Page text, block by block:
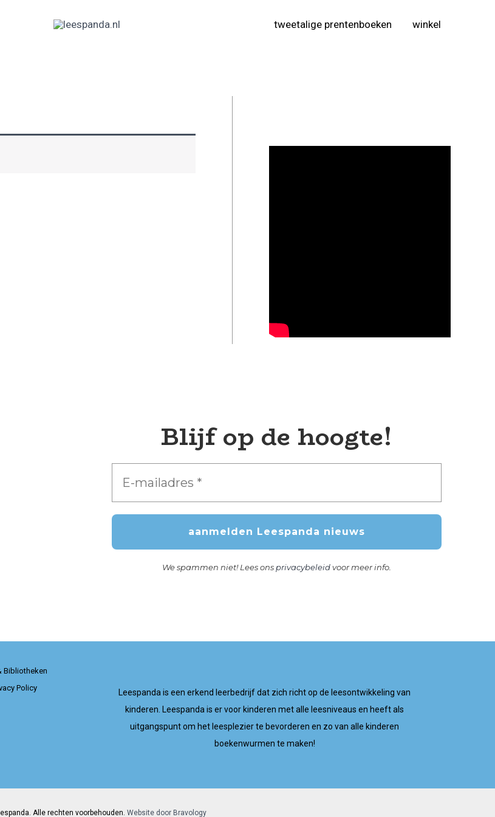
tweetalige prentenboeken winkel
Blijf op de hoogte!
We spammen niet! Lees ons privacybeleidvoor meer info.
Bibliotheken
Policy
Leespanda is een erkend leerbedrijf dat zich richt op de leesontwikkeling van
kinderen. Leespanda is er voor kinderen met alle leesniveaus en heeft als
uitgangspunt om het leesplezier te bevorderen en zo van alle kinderen
boekenwurmen te maken!
Alle rechten voorbehouden. Website door Bravology